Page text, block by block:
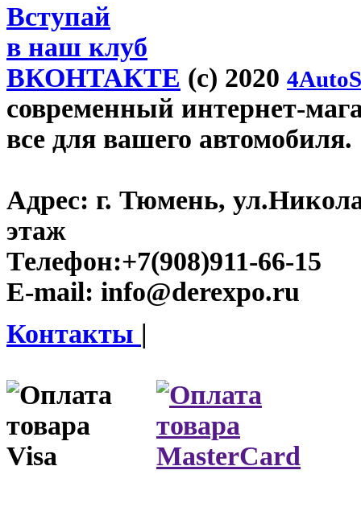
Вступай
в наш клуб
ВКОНТАКТЕ (c) 2020
современный интернет-
все для вашего автомобиля.
Адрес: г. Тюмень,
этаж
Телефон:+7(908)911-66-15
E-mail: info@derexpo.ru
Контакты |